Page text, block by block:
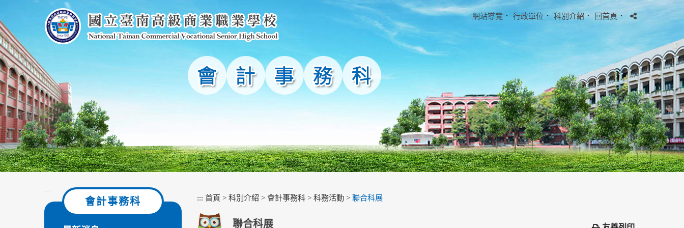
主
要
內
容
區
塊
網站導覽 ． 行政單位 ． 科別介紹． 回首頁．
:::
會計事務科 ::: 首頁 > 科別介紹 > 會計事務科 > 科務活動 > 聯合科展
聯合科展